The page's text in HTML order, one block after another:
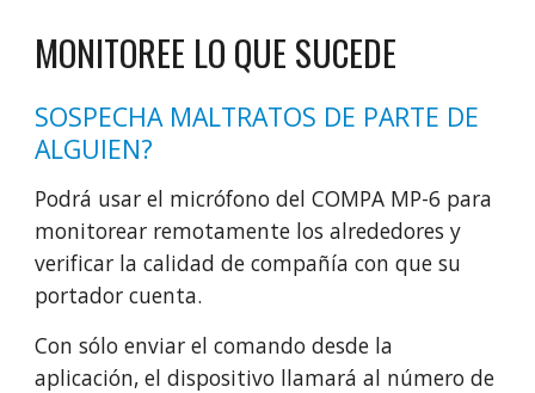
MONITOREE LO QUE SUCEDE
SOSPECHA MALTRATOS DE PARTE DE
ALGUIEN?
Podrá usar el micrófono del COMPA MP-6 para
monitorear remotamente los alrededores y
verificar la calidad de compañía con que su
portador cuenta.
Con sólo enviar el comando desde la
aplicación, el dispositivo llamará al número de